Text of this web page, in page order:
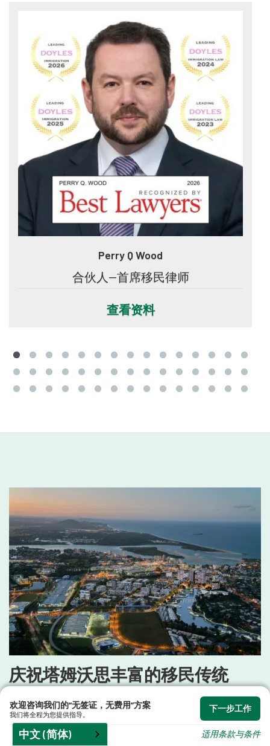
Perry Q Wood
合伙人--首席移民律师
查看资料
庆祝塔姆沃思丰富的移民传统
塔姆沃思拥有充满活力的历史，其发展轨迹深
受移民浪潮影响。作为新英格兰地区的重要农
业中心，这里长期吸引着人们前来耕作。近年
欢迎咨询我们的“无签证，无费用”方案
我们将全程为您提供指导。
下一步工作
适用条款与条件
中文 (简体)